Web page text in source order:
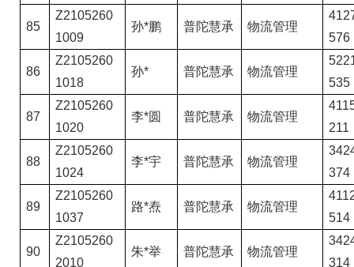
85
Z2105260
1009
孙*鹏 普陀慧承 物流管理
576
86
Z2105260
1018
孙* 普陀慧承 物流管理
535
87
Z2105260
1020
李*圆 普陀慧承 物流管理
211
88
Z2105260
1024
李*宇 普陀慧承 物流管理
374
89
Z2105260
1037
路*焘 普陀慧承 物流管理
514
90
Z2105260
2010
朱*举 普陀慧承 物流管理
314